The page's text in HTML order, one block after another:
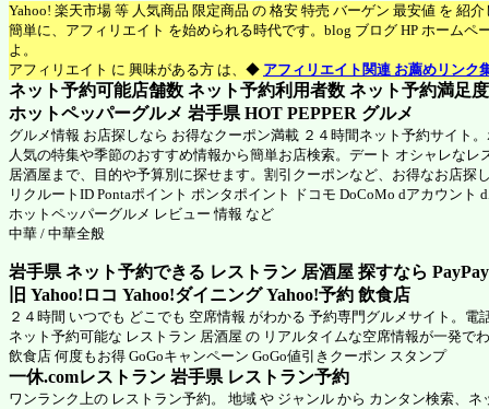
Yahoo! 楽天市場 等 人気商品 限定商品 の 格安 特売 バーゲン 最安値 を 紹
簡単に、アフィリエイト を始められる時代です。blog ブログ HP ホームペ
よ。
アフィリエイト に 興味がある方 は、◆ アフィリエイト関連 お薦めリンク
ネット予約可能店舗数 ネット予約利用者数 ネット予約満足
ホットペッパーグルメ 岩手県 HOT PEPPER グルメ
グルメ情報 お店探しなら お得なクーポン満載 ２４時間ネット予約サイト
人気の特集や季節のおすすめ情報から簡単お店検索。デート オシャレなレ
居酒屋まで、目的や予算別に探せます。割引クーポンなど、お得なお店探
リクルートID Pontaポイント ポンタポイント ドコモ DoCoMo dアカウント
ホットペッパーグルメ レビュー 情報 など
中華 / 中華全般
岩手県 ネット予約できる レストラン 居酒屋 探すなら
旧 Yahoo!ロコ Yahoo!ダイニング Yahoo!予約 飲食店
２４時間 いつでも どこでも 空席情報 がわかる 予約専門グルメサイト。電
ネット予約可能な レストラン 居酒屋 の リアルタイムな空席情報が一発で
飲食店 何度もお得 GoGoキャンペーン GoGo値引きクーポン スタンプ
一休.comレストラン 岩手県 レストラン予約
ワンランク上の レストラン予約。 地域 や ジャンル から カンタン検索、ネ